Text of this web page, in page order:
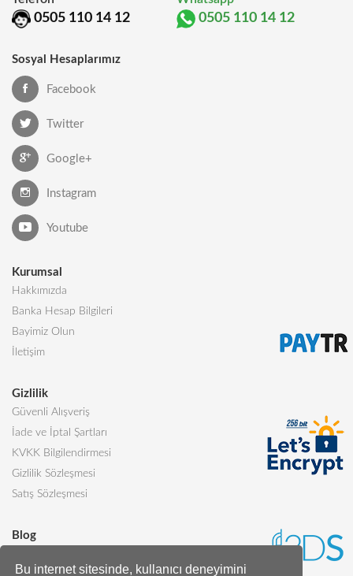
Bu internet sitesinde, kullanıcı deneyimini
0505 110 14 12 0505 110 14 12
Sosyal Hesaplarımız
Facebook
Twitter
Google+
Instagram
Youtube
Kurumsal
Hakkımızda
Banka Hesap Bilgileri
Bayimiz Olun
İletişim
Gizlilik
Güvenli Alışveriş
İade ve İptal Şartları
KVKK Bilgilendirmesi
Gizlilik Sözleşmesi
Satış Sözleşmesi
Blog